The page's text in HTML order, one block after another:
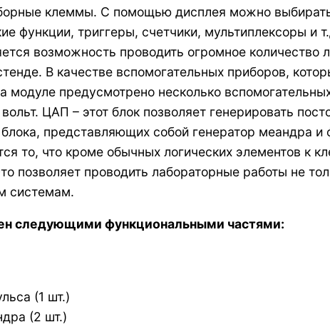
клеммы. С помощью дисплея можно
функции, триггеры, счетчики, мультиплексоры и
возможность проводить огромное количество
В качестве вспомогательных приборов,
модуле предусмотрено несколько
ЦАП – этот блок позволяет генерировать
представляющих собой генератор меандра
то, что кроме обычных логических элементов
позволяет проводить лабораторные работы не
системам.
следующими функциональными частями:
(1 шт.)
(2 шт.)